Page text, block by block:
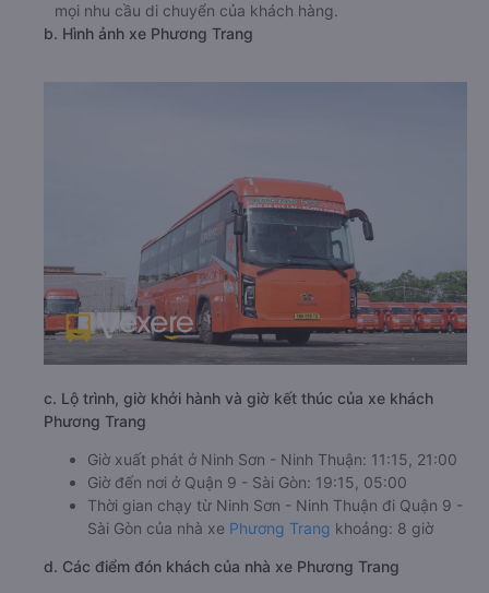
mọi nhu cầu di chuyển của khách hàng.
b. Hình ảnh xe Phương Trang
c. Lộ trình, giờ khởi hành và giờ kết thúc của xe khách
Phương Trang
Giờ xuất phát ở Ninh Sơn - Ninh Thuận: 11:15, 21:00
Giờ đến nơi ở Quận 9 - Sài Gòn: 19:15, 05:00
Thời gian chạy từ Ninh Sơn - Ninh Thuận đi Quận 9 -
Sài Gòn của nhà xe Phương Trang khoảng: 8 giờ
d. Các điểm đón khách của nhà xe Phương Trang